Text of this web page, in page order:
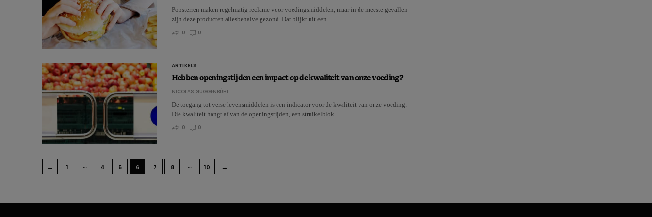
Popsterren maken regelmatig reclame voor voedingsmiddelen, maar in de meeste gevallen
zijn deze producten allesbehalve gezond. Dat blijkt uit een…
0
0
ARTIKELS
Hebben openingstijden een impact op de kwaliteit van onze voeding?
NICOLAS GUGGENBÜHL
De toegang tot verse levensmiddelen is een indicator voor de kwaliteit van onze voeding.
Die kwaliteit hangt af van de openingstijden, een struikelblok…
0
0
← 1 … 4 5 6 7 8 … 10 →